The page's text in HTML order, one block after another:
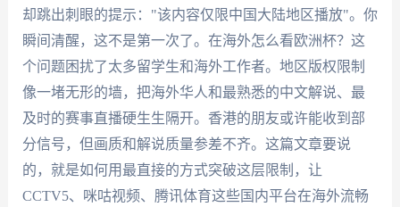
却跳出刺眼的提示："该内容仅限中国大陆地区播放"。你
瞬间清醒，这不是第一次了。在海外怎么看欧洲杯？这
个问题困扰了太多留学生和海外工作者。地区版权限制
像一堵无形的墙，把海外华人和最熟悉的中文解说、最
及时的赛事直播硬生生隔开。香港的朋友或许能收到部
分信号，但画质和解说质量参差不齐。这篇文章要说
的，就是如何用最直接的方式突破这层限制，让
CCTV5、咪咕视频、腾讯体育这些国内平台在海外流畅